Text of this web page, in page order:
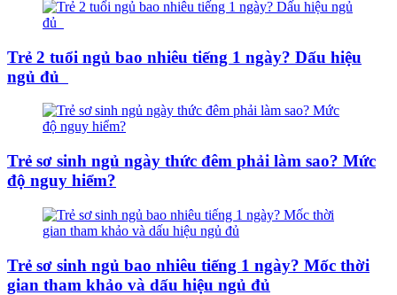
Trẻ 2 tuổi ngủ bao nhiêu tiếng 1 ngày? Dấu hiệu
ngủ đủ
Trẻ sơ sinh ngủ ngày thức đêm phải làm sao? Mức
độ nguy hiểm?
Trẻ sơ sinh ngủ bao nhiêu tiếng 1 ngày? Mốc thời
gian tham khảo và dấu hiệu ngủ đủ